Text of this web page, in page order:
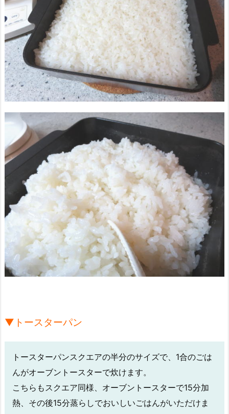
▼トースターパン
トースターパンスクエアの半分のサイズで、1合のごは
んがオーブントースターで炊けます。
こちらもスクエア同様、オーブントースターで15分加
熱、その後15分蒸らしでおいしいごはんがいただけま